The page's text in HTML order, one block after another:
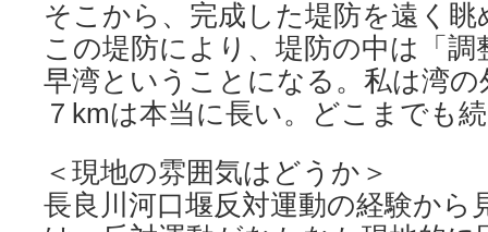
そこから、完成した堤防を遠く
この堤防により、堤防の中は「
早湾ということになる。私は湾
７kmは本当に長い。どこまでも
＜現地の雰囲気はどうか＞
長良川河口堰反対運動の経験から